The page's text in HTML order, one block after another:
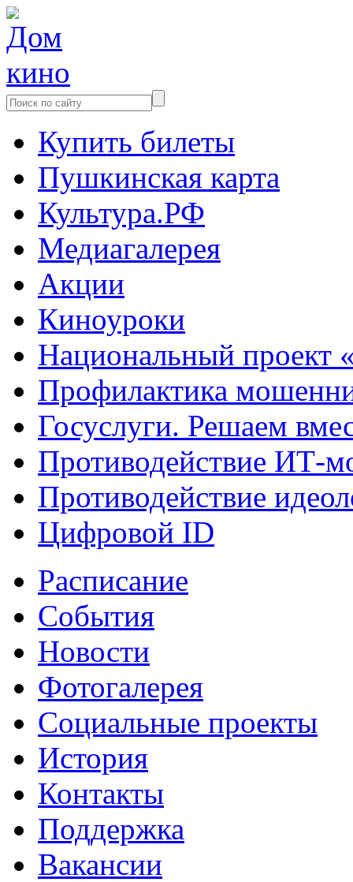
Купить билеты
Пушкинская карта
Культура.РФ
Медиагалерея
Акции
Киноуроки
Национальный проект
Профилактика
Госуслуги. Решаем
Противодействие ИТ-
Противодействие
Цифровой ID
Расписание
События
Новости
Фотогалерея
Социальные проекты
История
Контакты
Поддержка
Вакансии